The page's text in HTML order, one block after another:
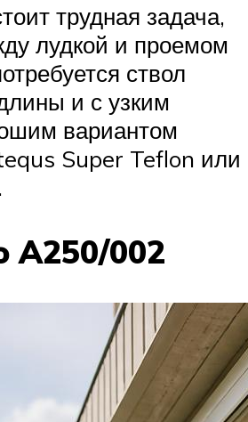
трудная задача,
лудкой и проемом
ствол
и с узким
вариантом
Super Teflon или
A250/002